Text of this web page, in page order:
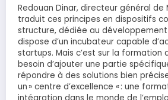
Redouan Dinar, directeur général de
traduit ces principes en dispositifs
structure, dédiée au
dispose d’un incubateur capable
startups. Mais c’est sur la formation
besoin d’ajouter une partie
répondre à des solutions bien
un » centre d’excellence « : une
intégration dans le monde de